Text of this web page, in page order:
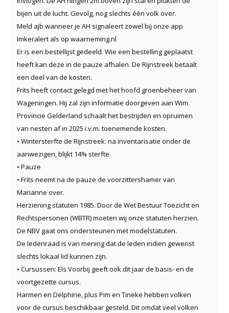
bijen uit de lucht. Gevolg, nog slechts één volk over.
Meld ajb wanneer je AH signaleert zowel bij onze app
Imkeralert als op waarneming.nl
Er is een bestellijst gedeeld. Wie een bestelling geplaatst
heeft kan deze in de pauze afhalen. De Rijnstreek betaalt
een deel van de kosten.
Frits heeft contact gelegd met het hoofd groenbeheer van
Wageningen. Hij zal zijn informatie doorgeven aan Wim.
Provincie Gelderland schaalt het bestrijden en opruimen
van nesten af in 2025 i.v.m. toenemende kosten.
• Wintersterfte de Rijnstreek: na inventarisatie onder de
aanwezigen, blijkt 14% sterfte.
• Pauze
• Frits neemt na de pauze de voorzittershamer van
Marianne over.
Herziening statuten 1985. Door de Wet Bestuur Toezicht en
Rechtspersonen (WBTR) moeten wij onze statuten herzien.
De NBV gaat ons ondersteunen met modelstatuten.
De ledenraad is van mening dat de leden indien gewenst
slechts lokaal lid kunnen zijn.
• Cursussen: Els Voorbij geeft ook dit jaar de basis- en de
voortgezette cursus.
Harmen en Delphine, plus Pim en Tineke hebben volken
voor de cursus beschikbaar gesteld. Dit omdat veel volken